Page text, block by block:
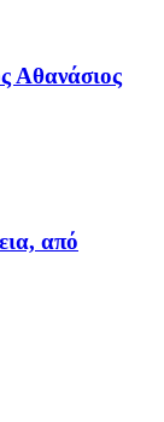
Αθανάσιος
από